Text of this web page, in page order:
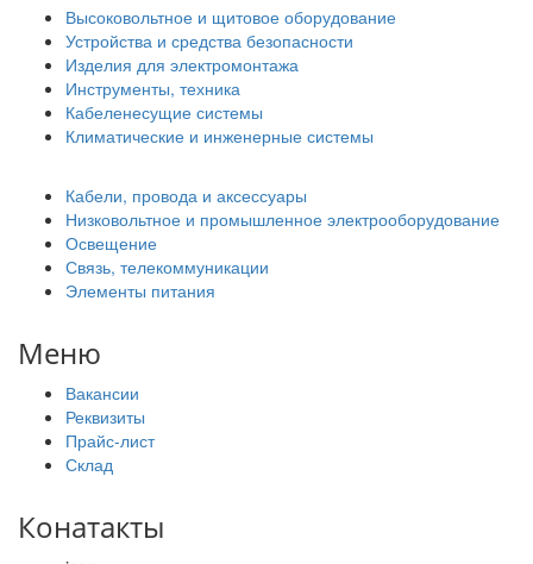
Высоковольтное и щитовое оборудование
Устройства и средства безопасности
Изделия для электромонтажа
Инструменты, техника
Кабеленесущие системы
Климатические и инженерные системы
Кабели, провода и аксессуары
Низковольтное и промышленное электрооборудование
Освещение
Связь, телекоммуникации
Элементы питания
Меню
Вакансии
Реквизиты
Прайс-лист
Склад
Конатакты